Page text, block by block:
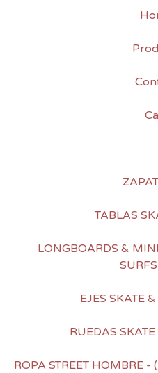
TABLAS
LONGBOARDS &
EJES SKATE
RUEDAS
ROPA STREET HOMBRE -